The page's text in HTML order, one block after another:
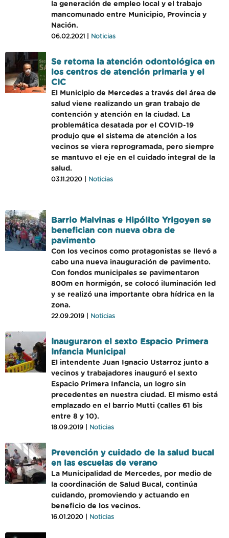
la generación de empleo local y el trabajo
mancomunado entre Municipio, Provincia y
Nación.
06.02.2021 | Noticias
Se retoma la atención odontológica en
los centros de atención primaria y el
CIC
El Municipio de Mercedes a través del área de
salud viene realizando un gran trabajo de
contención y atención en la ciudad. La
problemática desatada por el COVID-19
produjo que el sistema de atención a los
vecinos se viera reprogramada, pero siempre
se mantuvo el eje en el cuidado integral de la
salud.
03.11.2020 | Noticias
Barrio Malvinas e Hipólito Yrigoyen se
benefician con nueva obra de
pavimento
Con los vecinos como protagonistas se llevó a
cabo una nueva inauguración de pavimento.
Con fondos municipales se pavimentaron
800m en hormigón, se colocó iluminación led
y se realizó una importante obra hídrica en la
zona.
22.09.2019 | Noticias
Inauguraron el sexto Espacio Primera
Infancia Municipal
El intendente Juan Ignacio Ustarroz junto a
vecinos y trabajadores inauguró el sexto
Espacio Primera Infancia, un logro sin
precedentes en nuestra ciudad. El mismo está
emplazado en el barrio Mutti (calles 61 bis
entre 8 y 10).
18.09.2019 | Noticias
Prevención y cuidado de la salud bucal
en las escuelas de verano
La Municipalidad de Mercedes, por medio de
la coordinación de Salud Bucal, continúa
cuidando, promoviendo y actuando en
beneficio de los vecinos.
16.01.2020 | Noticias